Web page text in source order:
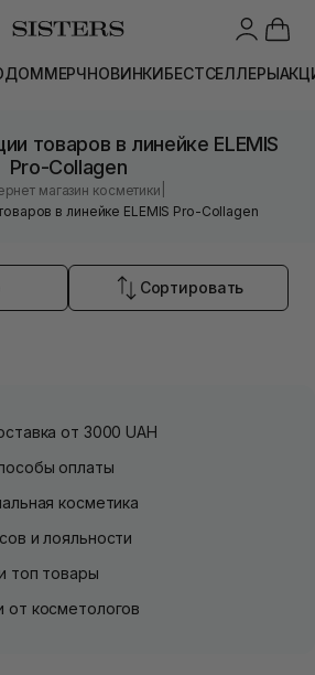
ДОММЕРЧНОВИНКИБЕСТСЕЛЛЕРЫ
товаров в линейке ELEMIS
Pro-Collagen
магазин косметики
в линейке ELEMIS Pro-Collagen
Сортировать
от 3000 UAH
оплаты
косметика
и лояльности
топ товары
от косметологов